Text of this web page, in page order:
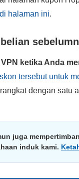
halaman ini.
ketika Anda
tersebut untuk
dengan satu
juga
induk kami.